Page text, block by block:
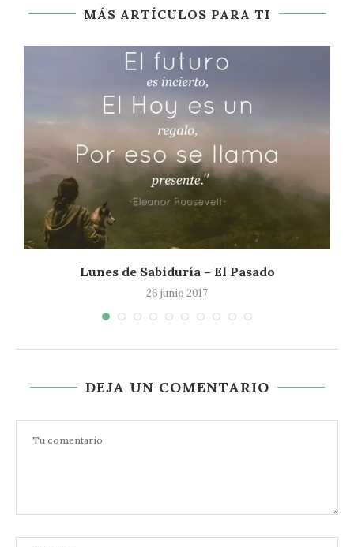
MÁS ARTÍCULOS PARA TI
Lunes de Sabiduría – El Pasado
26 junio 2017
DEJA UN COMENTARIO